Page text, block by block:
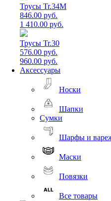
Трусы Tr.34M
846.00 руб.
1 410.00 руб.
Трусы Tr.30
576.00 руб.
960.00 руб.
Аксессуары
Носки
Шапки
Сумки
Шарфы и
Маски
Повязки
Все товары